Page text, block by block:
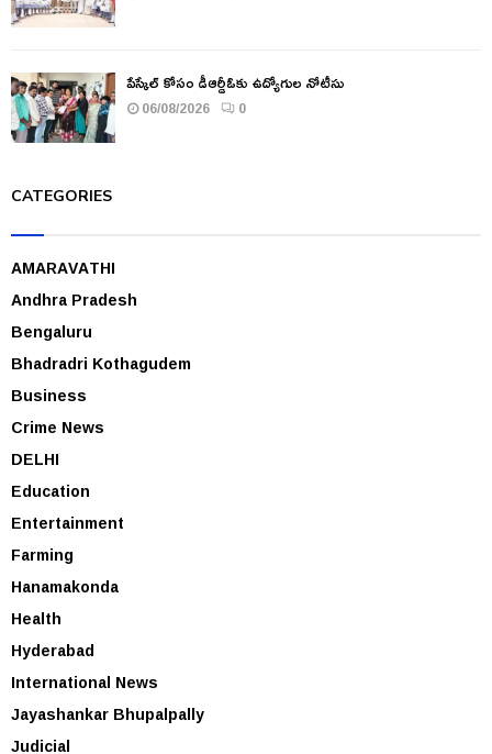
పేస్కేల్ కోసం డీఆర్డీఓకు ఉద్యోగుల నోటీసు
06/08/2026 0
CATEGORIES
AMARAVATHI
Andhra Pradesh
Bengaluru
Bhadradri Kothagudem
Business
Crime News
DELHI
Education
Entertainment
Farming
Hanamakonda
Health
Hyderabad
International News
Jayashankar Bhupalpally
Judicial